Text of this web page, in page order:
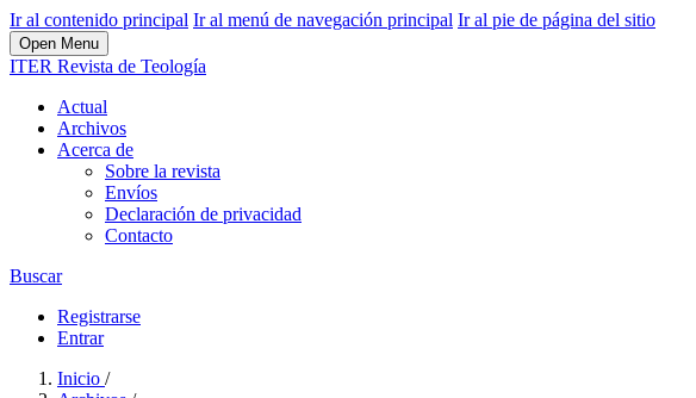
Ir al contenido principal Ir al menú de navegación principal Ir al pie de página del sitio
Open Menu
ITER Revista de Teología
Actual
Archivos
Acerca de
Sobre la revista
Envíos
Declaración de privacidad
Contacto
Buscar
Registrarse
Entrar
Inicio /